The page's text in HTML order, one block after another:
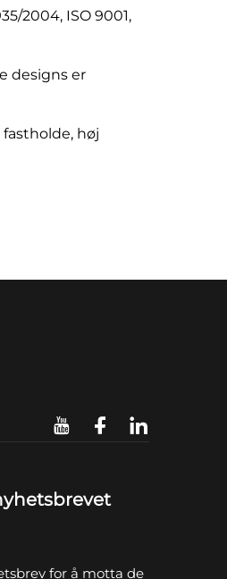
2004, ISO 9001,
designs er
høj
for å motta de